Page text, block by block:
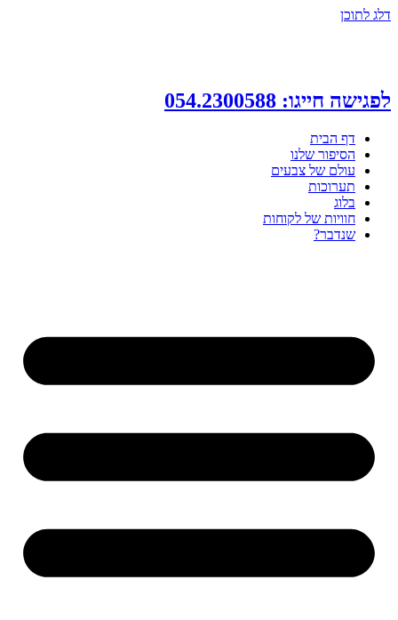
דלג לתוכן
לפגישה חייגו: 054.2300588
דף הבית
הסיפור שלנו
עולם של צבעים
תערוכות
בלוג
חוויות של לקוחות
שנדבר?